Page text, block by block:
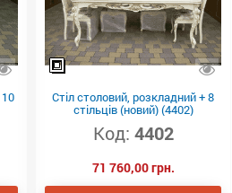
Стіл столовий, розкладний + 8
стільців (новий) (4402)
Код: 4402
71 760,00 грн.